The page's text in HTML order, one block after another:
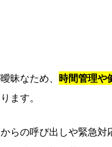
昧なため、 時間管理や
ます。
らの呼び出しや緊急対